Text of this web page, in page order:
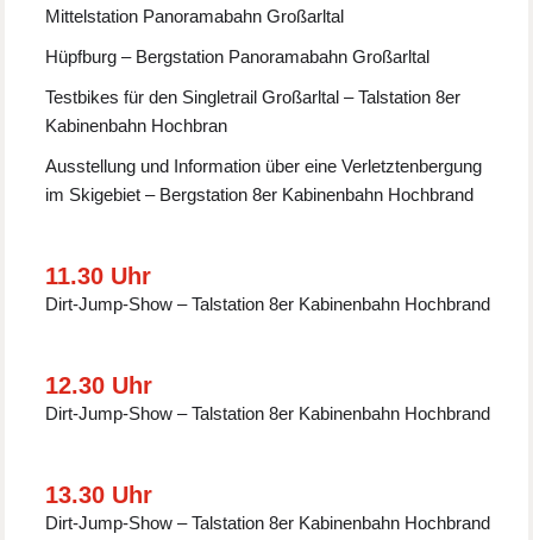
Mittelstation Panoramabahn Großarltal
Hüpfburg – Bergstation Panoramabahn Großarltal
Testbikes für den Singletrail Großarltal – Talstation 8er
Kabinenbahn Hochbran
Ausstellung und Information über eine Verletztenbergung
im Skigebiet – Bergstation 8er Kabinenbahn Hochbrand
11.30 Uhr
Dirt-Jump-Show – Talstation 8er Kabinenbahn Hochbrand
12.30 Uhr
Dirt-Jump-Show – Talstation 8er Kabinenbahn Hochbrand
13.30 Uhr
Dirt-Jump-Show – Talstation 8er Kabinenbahn Hochbrand